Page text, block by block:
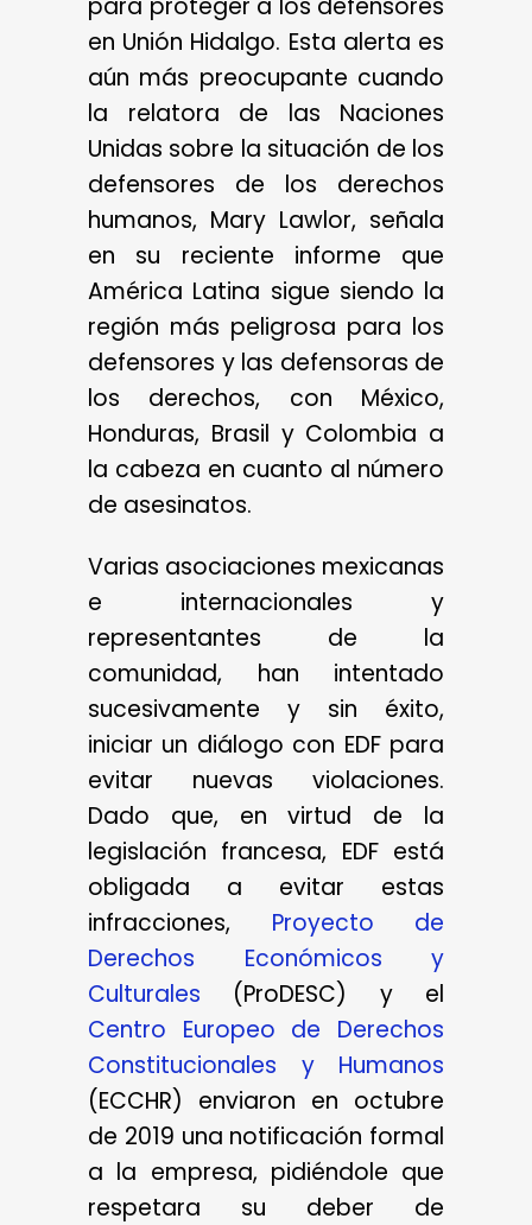
en Unión Hidalgo. Esta alerta es
aún más preocupante cuando
la relatora de las Naciones
Unidas sobre la situación de los
defensores de los derechos
humanos, Mary Lawlor, señala
en su reciente informe que
América Latina sigue siendo la
región más peligrosa para los
defensores y las defensoras de
los derechos, con México,
Honduras, Brasil y Colombia a
la cabeza en cuanto al número
de asesinatos.
Varias asociaciones mexicanas
e internacionales y
representantes de la
comunidad, han intentado
sucesivamente y sin éxito,
iniciar un diálogo con EDF para
evitar nuevas violaciones.
Dado que, en virtud de la
legislación francesa, EDF está
obligada a evitar estas
infracciones, Proyecto de
Derechos Económicos y
Culturales (ProDESC) y el
Centro Europeo de Derechos
Constitucionales y Humanos
(ECCHR) enviaron en octubre
de 2019 una notificación formal
a la empresa, pidiéndole que
respetara su deber de